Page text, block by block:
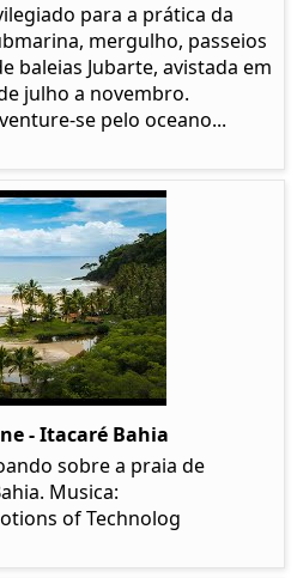
para a prática da
mergulho, passeios
baleias Jubarte, avistada em
julho a novembro.
se pelo oceano...
- Itacaré Bahia
sobre a praia de
Musica:
of Technolog